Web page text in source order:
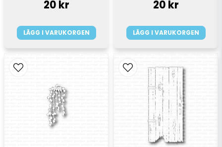
20 kr
LÄGG I VARUKORGEN
20 kr
LÄGG I VARUKORGEN